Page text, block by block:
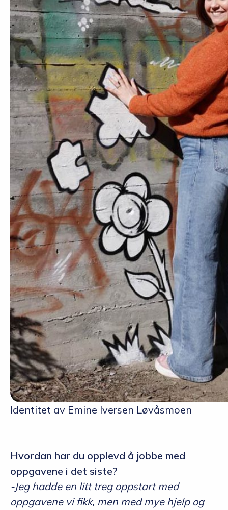
Identitet av Emine Iversen Løvåsmoen
Hvordan har du opplevd å jobbe med
oppgavene i det siste?
-Jeg hadde en litt treg oppstart med
oppgavene vi fikk, men med mye hjelp og